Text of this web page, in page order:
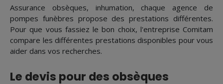
Assurance obsèques, inhumation, chaque agence de
pompes funèbres propose des prestations différentes.
Pour que vous fassiez le bon choix, l'entreprise Comitam
compare les différentes prestations disponibles pour vous
aider dans vos recherches.
Le devis pour des obsèques